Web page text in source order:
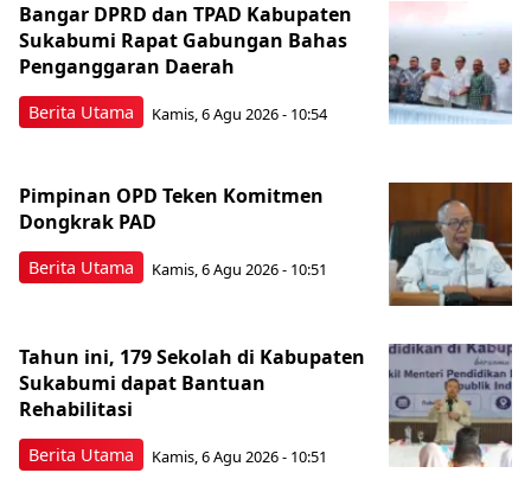
Berita Utama
Bangar DPRD dan TPAD Kabupaten
Sukabumi Rapat Gabungan Bahas
Penganggaran Daerah
Kamis, 6 Agu 2026 - 10:54
Berita Utama
Pimpinan OPD Teken Komitmen
Dongkrak PAD
Kamis, 6 Agu 2026 - 10:51
Berita Utama
Tahun ini, 179 Sekolah di Kabupaten
Sukabumi dapat Bantuan
Rehabilitasi
Kamis, 6 Agu 2026 - 10:51